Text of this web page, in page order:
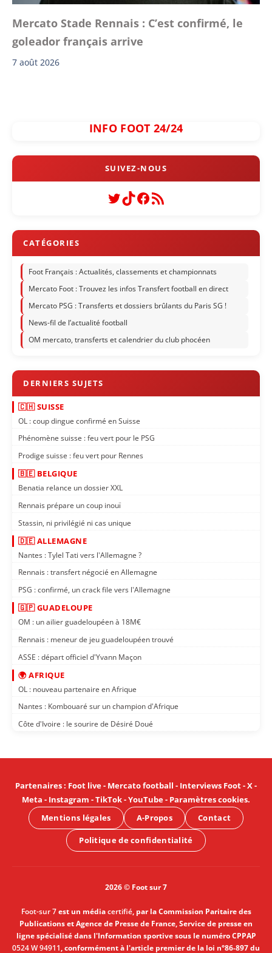
Mercato Stade Rennais : C’est confirmé, le
goleador français arrive
7 août 2026
INFO FOOT 24/24
Twitter
TikTok
Facebook
Flux RSS
Foot Français : Actualités, classements et championnats
Mercato Foot : Trouvez les infos Transfert football en direct
Mercato PSG : Transferts et dossiers brûlants du Paris SG !
News-fil de l’actualité football
OM mercato, transferts et calendrier du club phocéen
🇨🇭 SUISSE
OL : coup dingue confirmé en Suisse
Phénomène suisse : feu vert pour le PSG
Prodige suisse : feu vert pour Rennes
🇧🇪 BELGIQUE
Benatia relance un dossier XXL
Rennais prépare un coup inouï
Stassin, ni privilégié ni cas unique
🇩🇪 ALLEMAGNE
Nantes : Tylel Tati vers l'Allemagne ?
Rennais : transfert négocié en Allemagne
PSG : confirmé, un crack file vers l'Allemagne
🇬🇵 GUADELOUPE
OM : un ailier guadeloupéen à 18M€
Rennais : meneur de jeu guadeloupéen trouvé
ASSE : départ officiel d'Yvann Maçon
🌍 AFRIQUE
OL : nouveau partenaire en Afrique
Nantes : Kombouaré sur un champion d'Afrique
Côte d'Ivoire : le sourire de Désiré Doué
Partenaires: Foot live- Mercato football - Interviews Foot-X-
Meta - Instagram -TikTok-YouTube- Paramètres cookies.
Mentions légales
A-Propos Contact
Politique de confidentialité
2026 © Foot sur 7
Foot-sur 7est un médiacertifié, par la Commission Paritaire des
Publications et Agence de Presse de France, Service de presse en
ligne spécialisé dans l'Information sportive sous le numéro CPPAP
0524 W 94911, conformément à l'article premier de la loi n°86-897 du